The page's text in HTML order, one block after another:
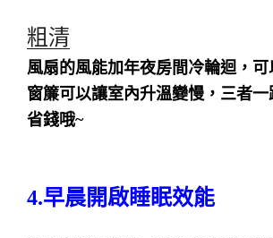
粗清
風扇的風能加年夜房間冷輪迴，
窗簾可以讓室內升溫變慢， 三者
省錢哦~
4.早晨開啟睡眠效能